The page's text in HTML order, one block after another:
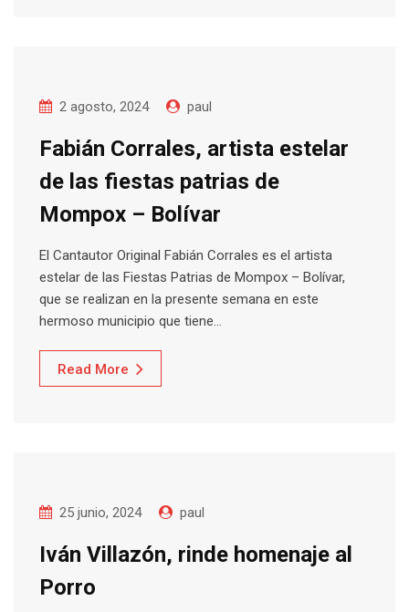
2 agosto, 2024 paul
Fabián Corrales, artista estelar
de las fiestas patrias de
Mompox – Bolívar
El Cantautor Original Fabián Corrales es el artista
estelar de las Fiestas Patrias de Mompox – Bolívar,
que se realizan en la presente semana en este
hermoso municipio que tiene…
Read More
25 junio, 2024 paul
Iván Villazón, rinde homenaje al
Porro